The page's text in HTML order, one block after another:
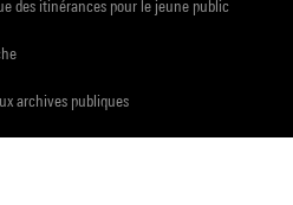
des itinérances pour le jeune public
archives publiques